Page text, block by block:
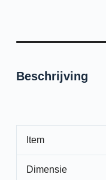
Beschrijving
Item
Dimensie